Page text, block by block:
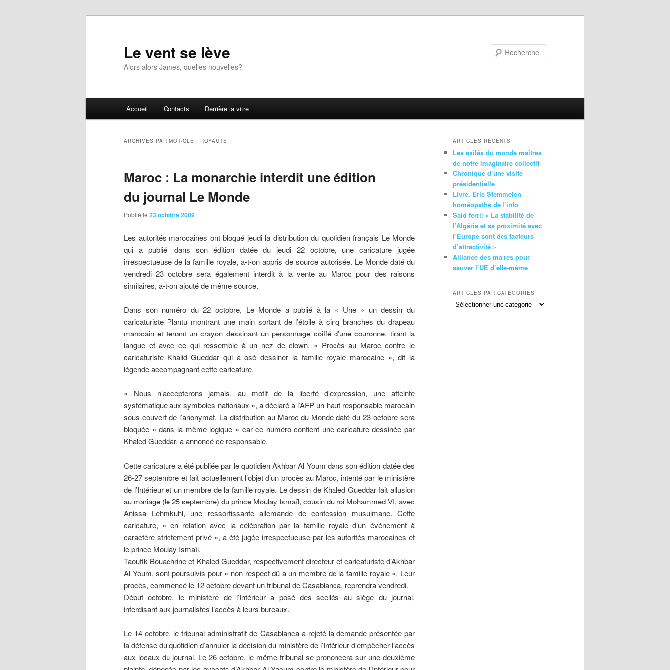
Le vent se lève
Alors alors James, quelles nouvelles?
Accueil Contacts Derrière la vitre
ARCHIVES PAR MOT-CLÉ : ROYAUTÉ
Maroc : La monarchie interdit une édition
du journal Le Monde
Publié le 23 octobre 2009
Les autorités marocaines ont bloqué jeudi la distribution du quotidien français Le Monde
qui a publié, dans son édition datée du jeudi 22 octobre, une caricature jugée
irrespectueuse de la famille royale, a-t-on appris de source autorisée. Le Monde daté du
vendredi 23 octobre sera également interdit à la vente au Maroc pour des raisons
similaires, a-t-on ajouté de même source.
Dans son numéro du 22 octobre, Le Monde a publié à la « Une » un dessin du
caricaturiste Plantu montrant une main sortant de l’étoile à cinq branches du drapeau
marocain et tenant un crayon dessinant un personnage coiffé d’une couronne, tirant la
langue et avec ce qui ressemble à un nez de clown. « Procès au Maroc contre le
caricaturiste Khalid Gueddar qui a osé dessiner la famille royale marocaine », dit la
légende accompagnant cette caricature.
« Nous n’accepterons jamais, au motif de la liberté d’expression, une atteinte
systématique aux symboles nationaux », a déclaré à l’AFP un haut responsable marocain
sous couvert de l’anonymat. La distribution au Maroc du Monde daté du 23 octobre sera
bloquée « dans la même logique » car ce numéro contient une caricature dessinée par
Khaled Gueddar, a annoncé ce responsable.
Cette caricature a été publiée par le quotidien Akhbar Al Youm dans son édition datée des
26-27 septembre et fait actuellement l’objet d’un procès au Maroc, intenté par le ministère
de l’Intérieur et un membre de la famille royale. Le dessin de Khaled Gueddar fait allusion
au mariage (le 25 septembre) du prince Moulay Ismaïl, cousin du roi Mohammed VI, avec
Anissa Lehmkuhl, une ressortissante allemande de confession musulmane. Cette
caricature, « en relation avec la célébration par la famille royale d’un événement à
caractère strictement privé », a été jugée irrespectueuse par les autorités marocaines et
le prince Moulay Ismaïl.
Taoufik Bouachrine et Khaled Gueddar, respectivement directeur et caricaturiste d’Akhbar
Al Youm, sont poursuivis pour « non respect dû a un membre de la famille royale ». Leur
procès, commencé le 12 octobre devant un tribunal de Casablanca, reprendra vendredi.
Début octobre, le ministère de l’Intérieur a posé des scellés au siège du journal,
interdisant aux journalistes l’accès à leurs bureaux.
Le 14 octobre, le tribunal administratif de Casablanca a rejeté la demande présentée par
la défense du quotidien d’annuler la décision du ministère de l’Intérieur d’empêcher l’accès
aux locaux du journal. Le 26 octobre, le même tribunal se prononcera sur une deuxième
ARTICLES RÉCENTS
Les exilés du monde maîtres
de notre imaginaire collectif
Chronique d’une visite
présidentielle
Livre. Eric Stemmelen
homéopathe de l’info
Said ferri: « La stabilité de
l’Algérie et sa proximité avec
l’Europe sont des facteurs
d’attractivité »
Alliance des maires pour
sauver l’UE d’elle-même
ARTICLES PAR CATÉGORIES
Articles